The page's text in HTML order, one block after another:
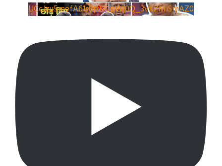
UCcJzu5mefA61s8pJ7LpWj0Q_3vKZMiSmAZ0